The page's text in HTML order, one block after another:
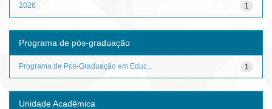
1
2026
Programa de pós-graduação
1
Programa de Pós-Graduação em Educ...
Unidade Acadêmica